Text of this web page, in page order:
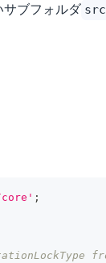
ブフォルダ
;